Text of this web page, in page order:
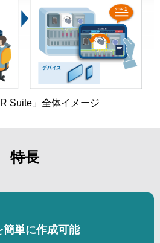
Suite」全体イメージ
特長
単に作成可能